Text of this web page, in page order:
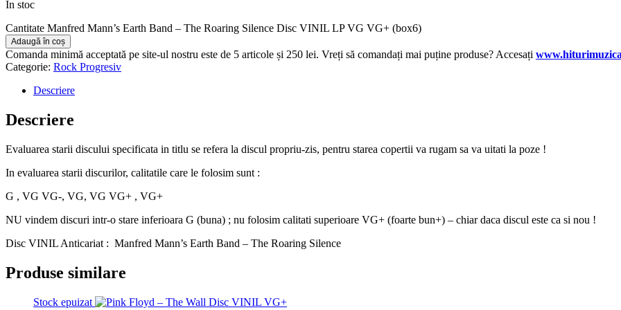
În stoc
Cantitate Manfred Mann’s Earth Band – The Roaring Silence Disc VINIL LP VG VG+ (box6)
Adaugă în coș
Comanda minimă acceptată pe site-ul nostru este de 5 articole și 250 lei. Vreți să comandați mai puține produse? Accesați
Categorie: Rock Progresiv
Descriere
Descriere
Evaluarea starii discului specificata in titlu se refera la discul propriu-zis, pentru starea copertii va rugam sa va uitati la poze !
In evaluarea starii discurilor, calitatile care le folosim sunt :
G , VG VG-, VG, VG VG+ , VG+
NU vindem discuri intr-o stare inferioara G (buna) ; nu folosim calitati superioare VG+ (foarte bun+) – chiar daca discul este ca si nou !
Disc VINIL Anticariat : Manfred Mann’s Earth Band – The Roaring Silence
Produse similare
Stock epuizat